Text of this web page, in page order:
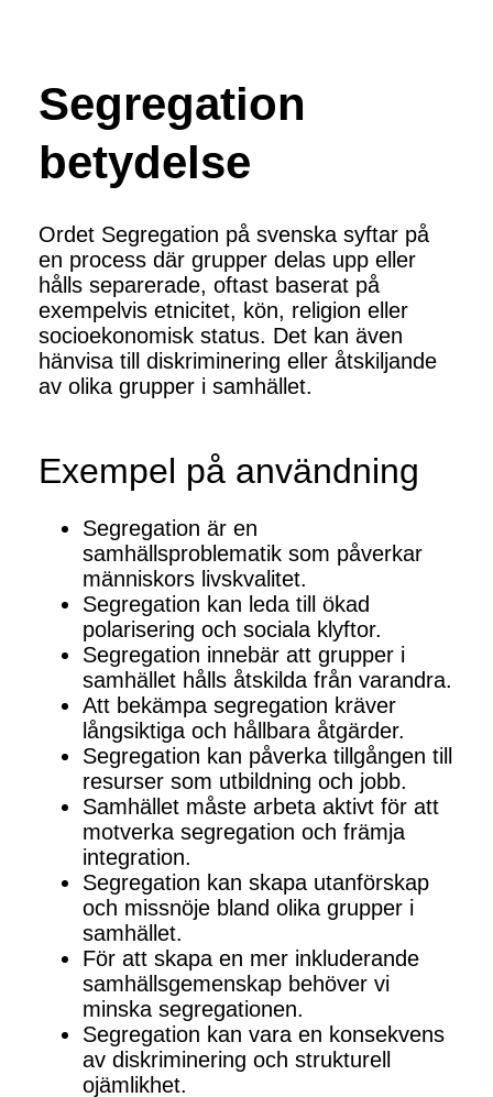
Segregation
betydelse
Ordet Segregation på svenska syftar på
en process där grupper delas upp eller
hålls separerade, oftast baserat på
exempelvis etnicitet, kön, religion eller
socioekonomisk status. Det kan även
hänvisa till diskriminering eller åtskiljande
av olika grupper i samhället.
Exempel på användning
Segregation är en
samhällsproblematik som påverkar
människors livskvalitet.
Segregation kan leda till ökad
polarisering och sociala klyftor.
Segregation innebär att grupper i
samhället hålls åtskilda från varandra.
Att bekämpa segregation kräver
långsiktiga och hållbara åtgärder.
Segregation kan påverka tillgången till
resurser som utbildning och jobb.
Samhället måste arbeta aktivt för att
motverka segregation och främja
integration.
Segregation kan skapa utanförskap
och missnöje bland olika grupper i
samhället.
För att skapa en mer inkluderande
samhällsgemenskap behöver vi
minska segregationen.
Segregation kan vara en konsekvens
av diskriminering och strukturell
ojämlikhet.